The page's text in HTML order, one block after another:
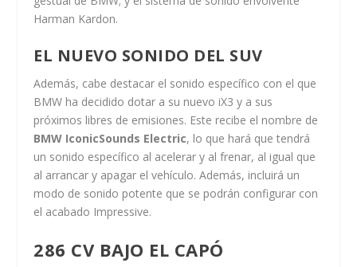
Harman Kardon.
EL NUEVO SONIDO DEL SUV
Además, cabe destacar el sonido específico con el que
BMW ha decidido dotar a su nuevo iX3 y a sus
próximos libres de emisiones. Este recibe el nombre de
BMW IconicSounds Electric, lo que hará que tendrá
un sonido específico al acelerar y al frenar, al igual que
al arrancar y apagar el vehículo. Además, incluirá un
modo de sonido potente que se podrán configurar con
el acabado Impressive.
286 CV BAJO EL CAPÓ